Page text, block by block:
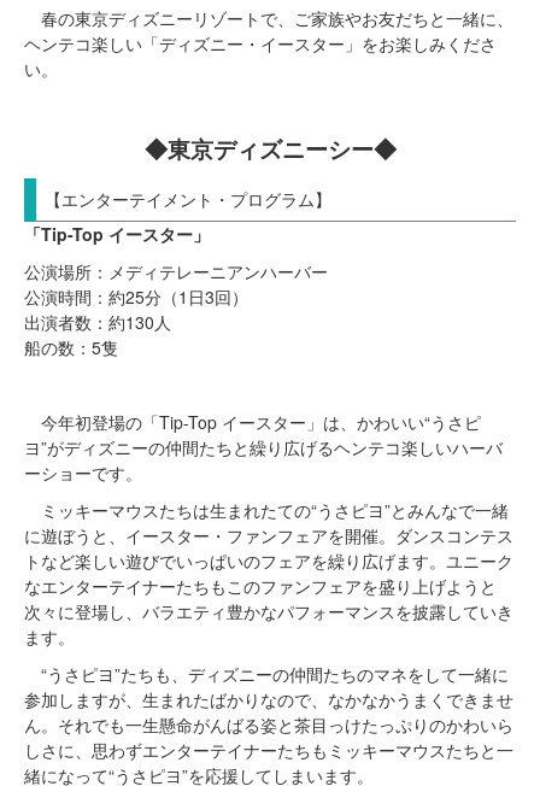
春の東京ディズニーリゾートで、ご家族やお友だちと一緒に、
ヘンテコ楽しい「ディズニー・イースター」をお楽しみくださ
い。
◆東京ディズニーシー◆
【エンターテイメント・プログラム】
「Tip-Top イースター」
公演場所：メディテレーニアンハーバー
公演時間：約25分（1日3回）
出演者数：約130人
船の数：5隻
今年初登場の「Tip-Top イースター」は、かわいい“うさピ
ヨ”がディズニーの仲間たちと繰り広げるヘンテコ楽しいハーバ
ーショーです。
ミッキーマウスたちは生まれたての“うさピヨ”とみんなで一緒
に遊ぼうと、イースター・ファンフェアを開催。ダンスコンテス
トなど楽しい遊びでいっぱいのフェアを繰り広げます。ユニーク
なエンターテイナーたちもこのファンフェアを盛り上げようと
次々に登場し、バラエティ豊かなパフォーマンスを披露していき
ます。
“うさピヨ”たちも、ディズニーの仲間たちのマネをして一緒に
参加しますが、生まれたばかりなので、なかなかうまくできませ
ん。それでも一生懸命がんばる姿と茶目っけたっぷりのかわいら
しさに、思わずエンターテイナーたちもミッキーマウスたちと一
緒になって“うさピヨ”を応援してしまいます。